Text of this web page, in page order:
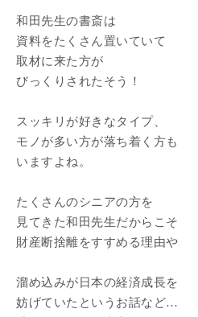
和田先生の書斎は
資料をたくさん置いていて
取材に来た方が
びっくりされたそう！
スッキリが好きなタイプ、
モノが多い方が落ち着く方も
いますよね。
たくさんのシニアの方を
見てきた和田先生だからこそ
財産断捨離をすすめる理由や
溜め込みが日本の経済成長を
妨げていたというお話など…